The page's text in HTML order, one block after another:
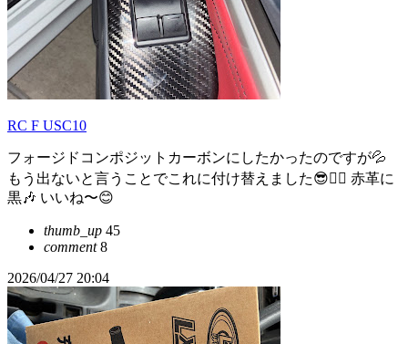
RC F USC10
フォージドコンポジットカーボンにしたかったのですが💦
もう出ないと言うことでこれに付け替えました😎✌🏽 赤革に
黒🎶 いいね〜😊
thumb_up 45
comment8
2026/04/27 20:04